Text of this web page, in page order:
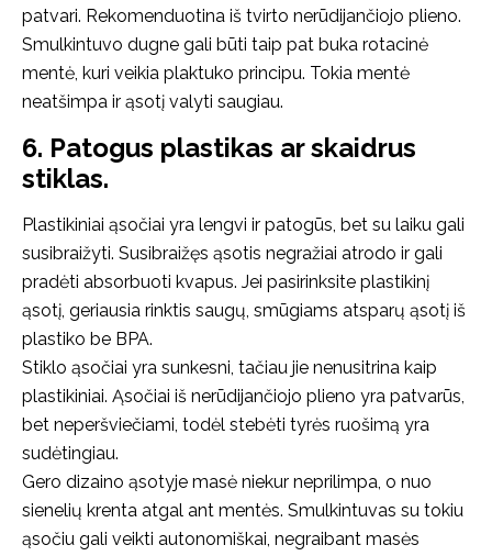
patvari. Rekomenduotina iš tvirto nerūdijančiojo plieno.
Smulkintuvo dugne gali būti taip pat buka rotacinė
mentė, kuri veikia plaktuko principu. Tokia mentė
neatšimpa ir ąsotį valyti saugiau.
6. Patogus plastikas ar skaidrus
stiklas.
Plastikiniai ąsočiai yra lengvi ir patogūs, bet su laiku gali
susibraižyti. Susibraižęs ąsotis negražiai atrodo ir gali
pradėti absorbuoti kvapus. Jei pasirinksite plastikinį
ąsotį, geriausia rinktis saugų, smūgiams atsparų ąsotį iš
plastiko be BPA.
Stiklo ąsočiai yra sunkesni, tačiau jie nenusitrina kaip
plastikiniai. Ąsočiai iš nerūdijančiojo plieno yra patvarūs,
bet neperšviečiami, todėl stebėti tyrės ruošimą yra
sudėtingiau.
Gero dizaino ąsotyje masė niekur neprilimpa, o nuo
sienelių krenta atgal ant mentės. Smulkintuvas su tokiu
ąsočiu gali veikti autonomiškai, negraibant masės